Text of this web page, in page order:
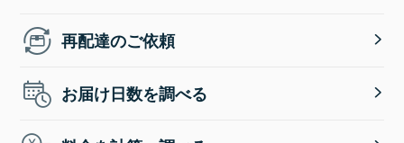
再配達のご依頼
お届け日数を調べる